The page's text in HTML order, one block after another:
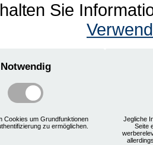
Sie
Notwendig
Cookies um Grundfunktionen
zu ermöglichen.
Jegliche
Seite